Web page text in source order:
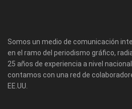
Somos un medio de comunicación
en el ramo del periodismo gráfico,
25 años de experiencia a nivel
contamos con una red de
EE.UU.